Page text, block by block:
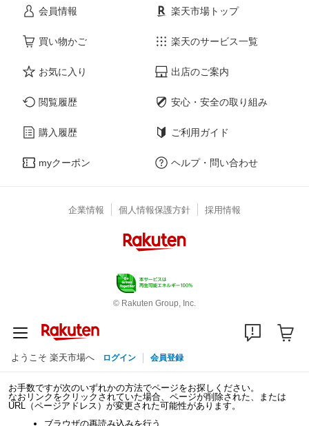
会員情報
買い物かご
お気に入り
閲覧履歴
購入履歴
myクーポン
楽天市場トップ
楽天のサービス一覧
出店のご案内
安心・安全の取り組み
ご利用ガイド
ヘルプ・問い合わせ
企業情報 個人情報保護方針 採用情報
© Rakuten Group, Inc.
ようこそ 楽天市場へ ログイン 会員登録
お手数ですが次のいずれかの方法でページをお探しください。
なおリンクをクリックされていた場合、ページが削除された、または
URL（ページアドレス）が変更された可能性があります。
ブラウザの再読み込みを行う